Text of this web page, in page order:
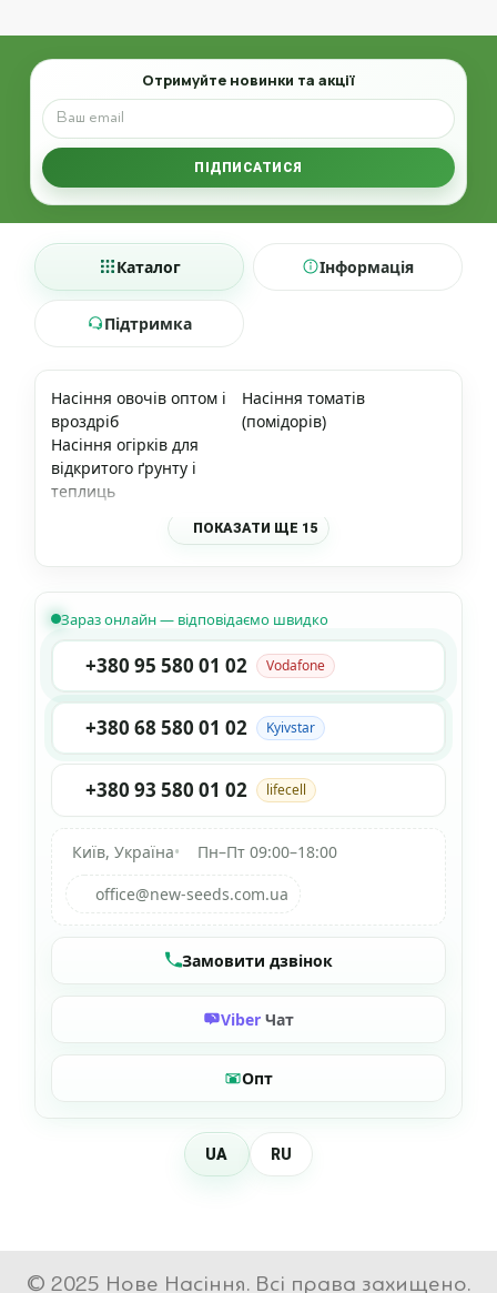
Email
Отримуйте новинки та акції
ПІДПИСАТИСЯ
Каталог Інформація
Підтримка
Насіння овочів оптом і
вроздріб
Насіння томатів
(помідорів)
Насіння огірків для
відкритого ґрунту і
теплиць
ПОКАЗАТИ ЩЕ 15
Зараз онлайн — відповідаємо швидко
+380 95 580 01 02 Vodafone
+380 68 580 01 02 Kyivstar
+380 93 580 01 02 lifecell
Київ, Україна•
Пн–Пт 09:00–18:00
office@new-seeds.com.ua
Замовити дзвінок
Viber Чат
Опт
UA RU
© 2025 Нове Насіння. Всі права захищено.